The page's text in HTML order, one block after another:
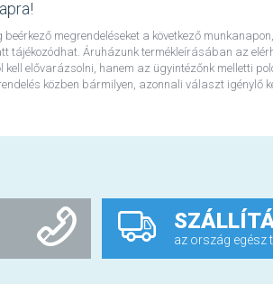
megrendeléseket a következő
tájékozódhat. Áruházunk termékleírásában az
elővarázsolni, hanem az ügyintézőnk melletti
közben bármilyen, azonnali választ igénylő
az ország egész